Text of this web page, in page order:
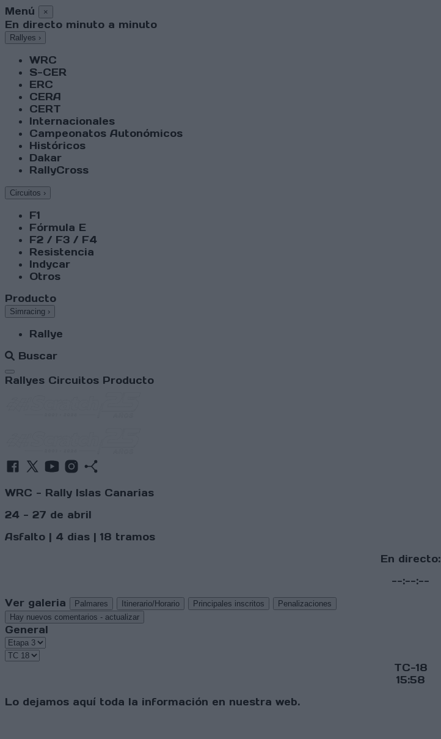
Menú ×
En directo minuto a minuto
Rallyes ›
WRC
S-CER
ERC
CERA
CERT
Internacionales
Campeonatos Autonómicos
Históricos
Dakar
RallyCross
Circuitos ›
F1
Fórmula E
F2 / F3 / F4
Resistencia
Indycar
Otros
Producto
Simracing ›
Rallye
Buscar
Abrir menú
Rallyes Circuitos Producto
WRC - Rally Islas Canarias
24 - 27 de abril
Asfalto | 4 dias | 18 tramos
En directo:
--:--:--
Ver galeria
Palmares Itinerario/Horario Principales inscritos
Penalizaciones
Hay nuevos comentarios - actualizar
General
TC-18
15:58
Lo dejamos aquí toda la información en nuestra web.